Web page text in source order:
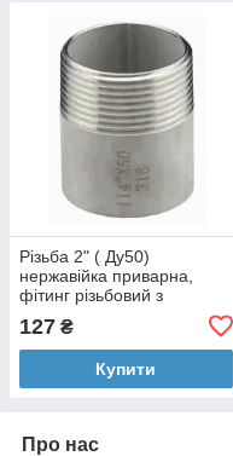
Різьба 2" ( Ду50)
нержавійка приварна,
фітинг різьбовий з
нержавїючої сталі AISI 304
127 ₴
Купити
Про нас